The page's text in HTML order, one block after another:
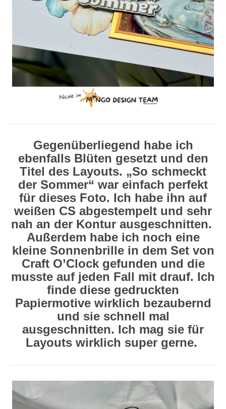
Gegenüberliegend habe ich
ebenfalls Blüten gesetzt und den
Titel des Layouts. „So schmeckt
der Sommer“ war einfach perfekt
für dieses Foto. Ich habe ihn auf
weißen CS abgestempelt und sehr
nah an der Kontur ausgeschnitten.
Außerdem habe ich noch eine
kleine Sonnenbrille in dem Set von
Craft O’Clock gefunden und die
musste auf jeden Fall mit drauf. Ich
finde diese gedruckten
Papiermotive wirklich bezaubernd
und sie schnell mal
ausgeschnitten. Ich mag sie für
Layouts wirklich super gerne.